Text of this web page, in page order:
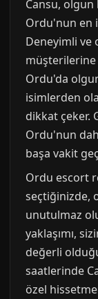
Cansu,
Ordu'nun en
Deneyimli ve
müşterilerine
Ordu'da
isimlerden
dikkat çeker.
Ordu'nun
başa vakit
Ordu escort
seçtiğinizde,
unutulmaz
yaklaşımı,
değerli
saatlerinde
özel